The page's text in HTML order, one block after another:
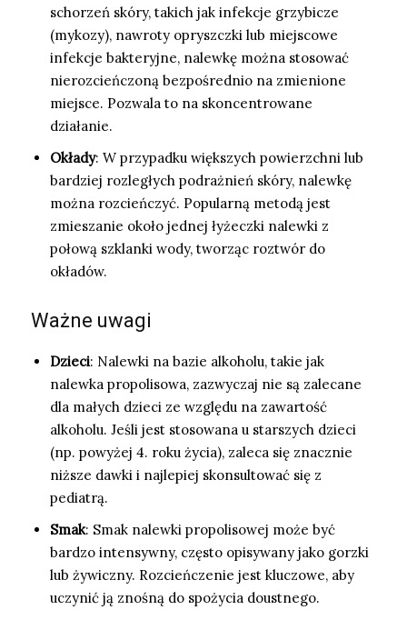
schorzeń skóry, takich jak infekcje grzybicze
(mykozy), nawroty opryszczki lub miejscowe
infekcje bakteryjne, nalewkę można stosować
nierozcieńczoną bezpośrednio na zmienione
miejsce. Pozwala to na skoncentrowane
działanie.
Okłady: W przypadku większych powierzchni lub
bardziej rozległych podrażnień skóry, nalewkę
można rozcieńczyć. Popularną metodą jest
zmieszanie około jednej łyżeczki nalewki z
połową szklanki wody, tworząc roztwór do
okładów.
Ważne uwagi
Dzieci: Nalewki na bazie alkoholu, takie jak
nalewka propolisowa, zazwyczaj nie są zalecane
dla małych dzieci ze względu na zawartość
alkoholu. Jeśli jest stosowana u starszych dzieci
(np. powyżej 4. roku życia), zaleca się znacznie
niższe dawki i najlepiej skonsultować się z
pediatrą.
Smak: Smak nalewki propolisowej może być
bardzo intensywny, często opisywany jako gorzki
lub żywiczny. Rozcieńczenie jest kluczowe, aby
uczynić ją znośną do spożycia doustnego.